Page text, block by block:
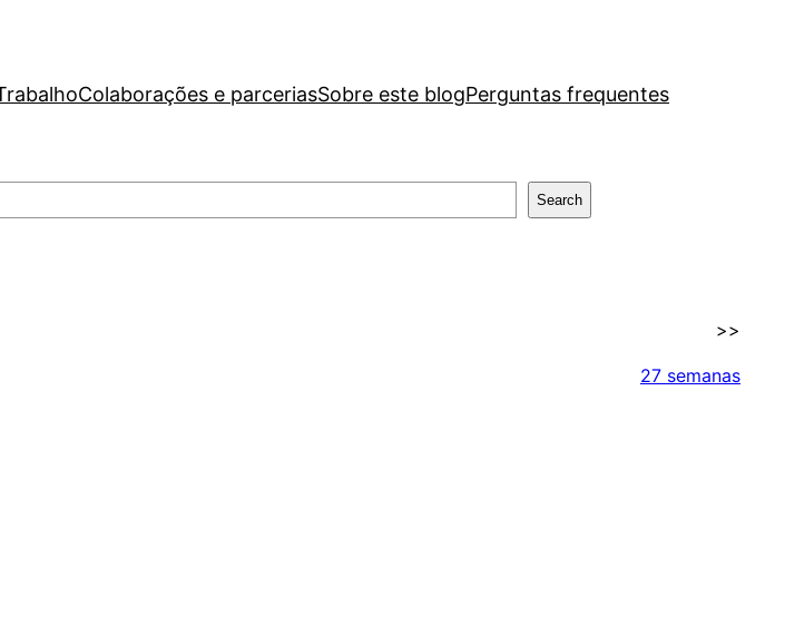
Colaborações e parceriasSobre este blogPerguntas frequentes
Search
>>
27 semanas